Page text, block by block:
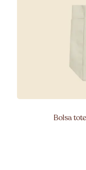
Bolsa